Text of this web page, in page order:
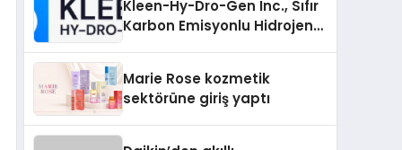
Kleen-Hy-Dro-Gen Inc., Sıfır
Karbon Emisyonlu Hidrojen
Aldı
Marie Rose kozmetik
sektörüne giriş yaptı